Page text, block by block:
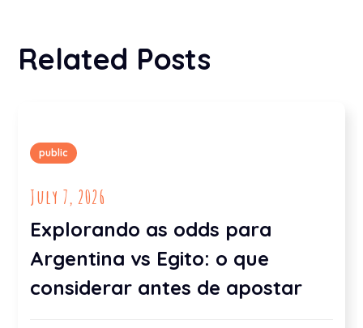
Related Posts
public
July 7, 2026
Explorando as odds para
Argentina vs Egito: o que
considerar antes de apostar